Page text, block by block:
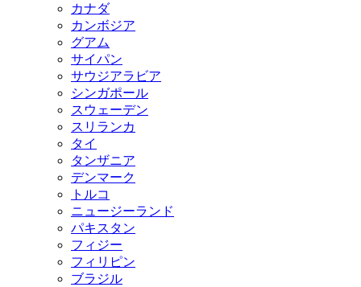
カナダ
カンボジア
グアム
サイパン
サウジアラビア
シンガポール
スウェーデン
スリランカ
タイ
タンザニア
デンマーク
トルコ
ニュージーランド
パキスタン
フィジー
フィリピン
ブラジル